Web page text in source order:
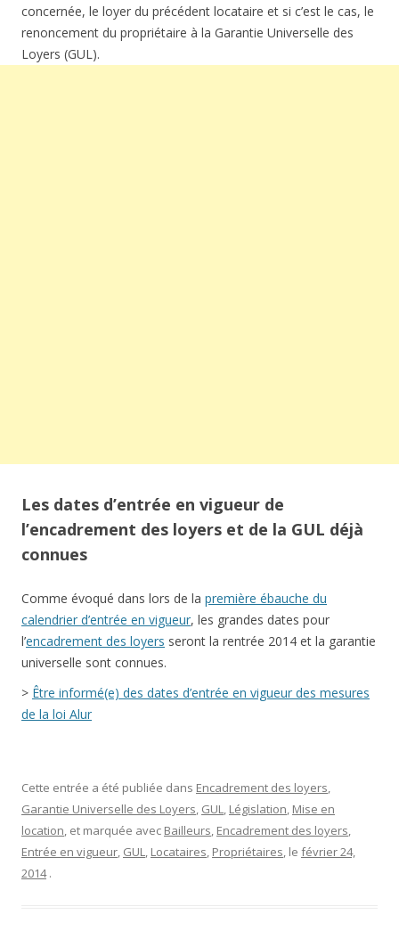
concernée, le loyer du précédent locataire et si c’est le cas, le
renoncement du propriétaire à la Garantie Universelle des
Loyers (GUL).
Les dates d’entrée en vigueur de
l’encadrement des loyers et de la GUL déjà
connues
Comme évoqué dans lors de la première ébauche du
calendrier d’entrée en vigueur, les grandes dates pour
l’encadrement des loyers seront la rentrée 2014 et la garantie
universelle sont connues.
> Être informé(e) des dates d’entrée en vigueur des mesures
de la loi Alur
Cette entrée a été publiée dans Encadrement des loyers,
Garantie Universelle des Loyers, GUL, Législation, Mise en
location, et marquée avec Bailleurs, Encadrement des loyers,
Entrée en vigueur, GUL, Locataires, Propriétaires, le février 24,
2014 .